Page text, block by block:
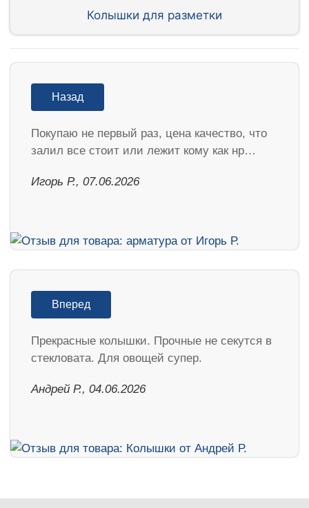
Колышки для разметки
Назад
Покупаю не первый раз, цена качество, что
залил все стоит или лежит кому как нр…
Игорь Р., 07.06.2026
Вперед
Прекрасные колышки. Прочные не секутся в
стекловата. Для овощей супер.
Андрей Р., 04.06.2026